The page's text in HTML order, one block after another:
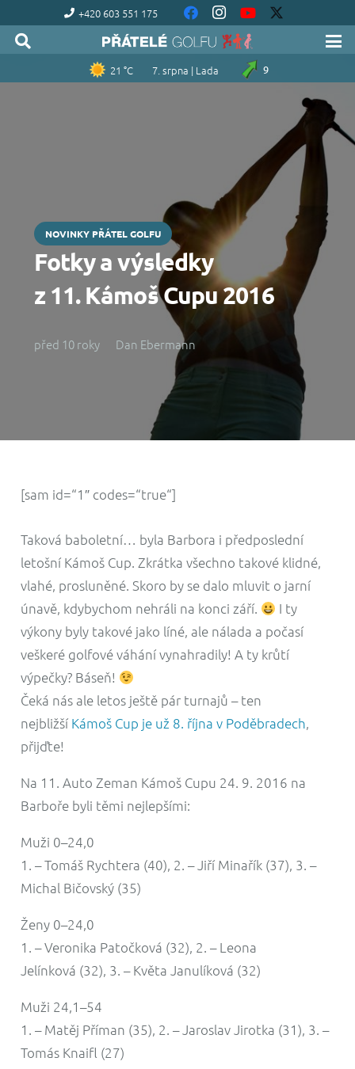
+420 603 551 175
21 °C 7. srpna | Lada 9
NOVINKY PŘÁTEL GOLFU
Fotky a výsledky
z 11. Kámoš Cupu 2016
před 10 roky Dan Ebermann
[sam id=“1″ codes=“true“]
Taková baboletní… byla Barbora i předposlední
letošní Kámoš Cup. Zkrátka všechno takové klidné,
vlahé, prosluněné. Skoro by se dalo mluvit o jarní
únavě, kdybychom nehráli na konci září.
I ty
výkony byly takové jako líné, ale nálada a počasí
veškeré golfové váhání vynahradily! A ty krůtí
výpečky? Báseň!
Čeká nás ale letos ještě pár turnajů – ten
nejbližší Kámoš Cup je už 8. října v Poděbradech,
přijďte!
Na 11. Auto Zeman Kámoš Cupu 24. 9. 2016 na
Barboře byli těmi nejlepšími:
Muži 0–24,0
1. – Tomáš Rychtera (40), 2. – Jiří Minařík (37), 3. –
Michal Bičovský (35)
Ženy 0–24,0
1. – Veronika Patočková (32), 2. – Leona
Jelínková (32), 3. – Květa Janulíková (32)
Muži 24,1–54
1. – Matěj Příman (35), 2. – Jaroslav Jirotka (31), 3. –
Tomás Knaifl (27)